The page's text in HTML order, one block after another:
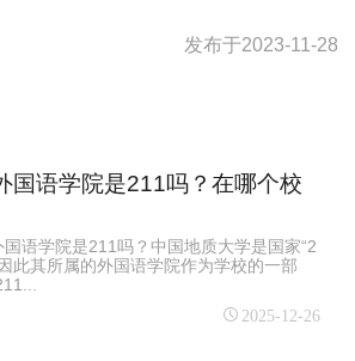
发布于2023-11-28
国语学院是211吗？在哪个校
语学院是211吗？中国地质大学是国家“2
此其所属的外国语学院作为学校的一部
2025-12-26